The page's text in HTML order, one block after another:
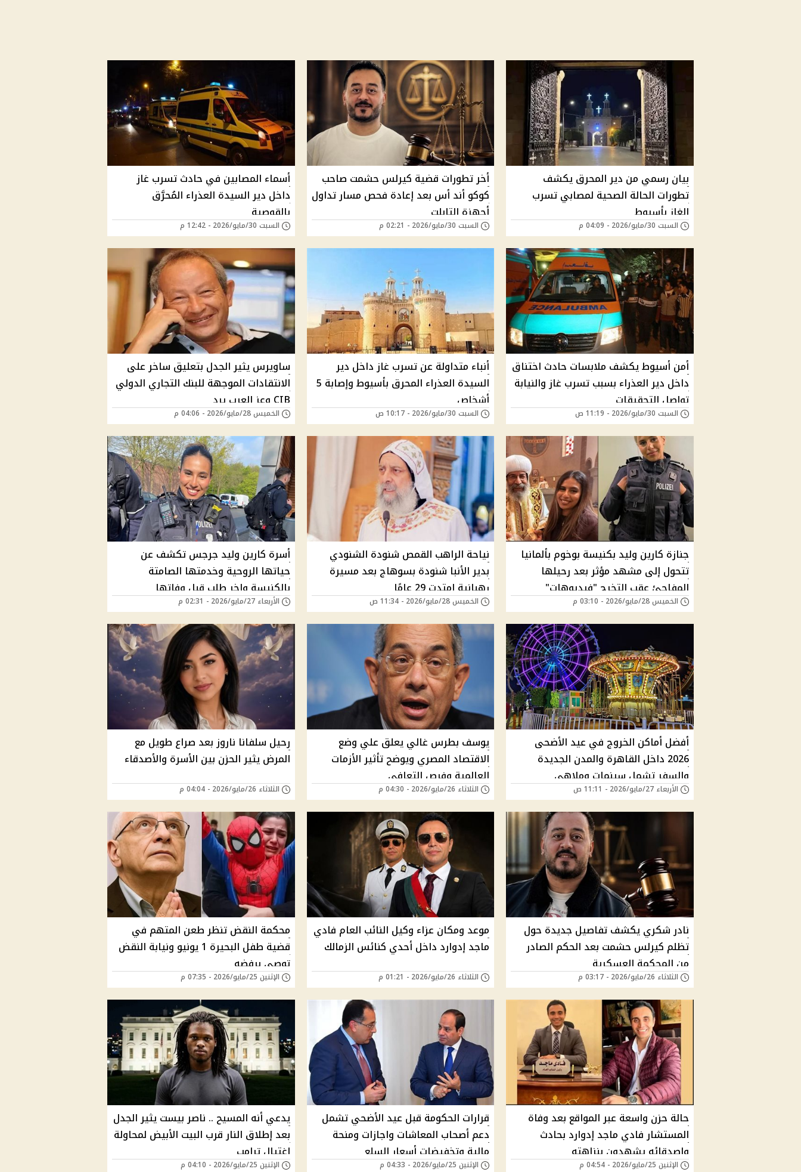
بيان رسمي من دير المحرق يكشف
تطورات الحالة الصحية لمصابي تسرب
الغاز بأسيوط
السبت 30/مايو/2026 - 04:09 م
أخر تطورات قضية كيرلس حشمت صاحب
كوكو أند أس بعد إعادة فحص مسار تداول
أجهزة التابلت
السبت 30/مايو/2026 - 02:21 م
أسماء المصابين في حادث تسرب غاز
داخل دير السيدة العذراء المُحرَّق
بالقوصية
السبت 30/مايو/2026 - 12:42 م
أمن أسيوط يكشف ملابسات حادث اختناق
داخل دير العذراء بسبب تسرب غاز والنيابة
تواصل التحقيقات
السبت 30/مايو/2026 - 11:19 ص
أنباء متداولة عن تسرب غاز داخل دير
السيدة العذراء المحرق بأسيوط وإصابة 5
أشخاص
السبت 30/مايو/2026 - 10:17 ص
ساويرس يثير الجدل بتعليق ساخر على
الانتقادات الموجهة للبنك التجاري الدولي
CIB وعز العرب يرد
الخميس 28/مايو/2026 - 04:06 م
جنازة كارين وليد بكنيسة بوخوم بألمانيا
تتحول إلى مشهد مؤثر بعد رحيلها
المفاجئ عقب التخرج "فيديوهات"
الخميس 28/مايو/2026 - 03:10 م
نياحة الراهب القمص شنودة الشنودي
بدير الأنبا شنودة بسوهاج بعد مسيرة
رهبانية امتدت 29 عامًا
الخميس 28/مايو/2026 - 11:34 ص
أسرة كارين وليد جرجس تكشف عن
حياتها الروحية وخدمتها الصامتة
بالكنيسة واخر طلب قبل وفاتها
الأربعاء 27/مايو/2026 - 02:31 م
أفضل أماكن الخروج في عيد الأضحى
2026 داخل القاهرة والمدن الجديدة
والسفر تشمل سينمات وملاهي
الأربعاء 27/مايو/2026 - 11:11 ص
يوسف بطرس غالي يعلق علي وضع
الاقتصاد المصري ويوضح تأثير الأزمات
العالمية وفرص التعافي
الثلاثاء 26/مايو/2026 - 04:30 م
رحيل سلفانا ناروز بعد صراع طويل مع
المرض يثير الحزن بين الأسرة والأصدقاء
الثلاثاء 26/مايو/2026 - 04:04 م
نادر شكري يكشف تفاصيل جديدة حول
تظلم كيرلس حشمت بعد الحكم الصادر
من المحكمة العسكرية
الثلاثاء 26/مايو/2026 - 03:17 م
موعد ومكان عزاء وكيل النائب العام فادي
ماجد إدوارد داخل أحدي كنائس الزمالك
الثلاثاء 26/مايو/2026 - 01:21 م
محكمة النقض تنظر طعن المتهم في
قضية طفل البحيرة 1 يونيو ونيابة النقض
توصي برفضه
الإثنين 25/مايو/2026 - 07:35 م
حالة حزن واسعة عبر المواقع بعد وفاة
المستشار فادي ماجد إدوارد بحادث
واصدقائه يشهدون بنزاهته
الإثنين 25/مايو/2026 - 04:54 م
قرارات الحكومة قبل عيد الأضحي تشمل
دعم أصحاب المعاشات واجازات ومنحة
مالية وتخفيضات أسعار السلع
الإثنين 25/مايو/2026 - 04:33 م
يدعي أنه المسيح .. ناصر بيست يثير الجدل
بعد إطلاق النار قرب البيت الأبيض لمحاولة
إغتيال ترامب
الإثنين 25/مايو/2026 - 04:10 م